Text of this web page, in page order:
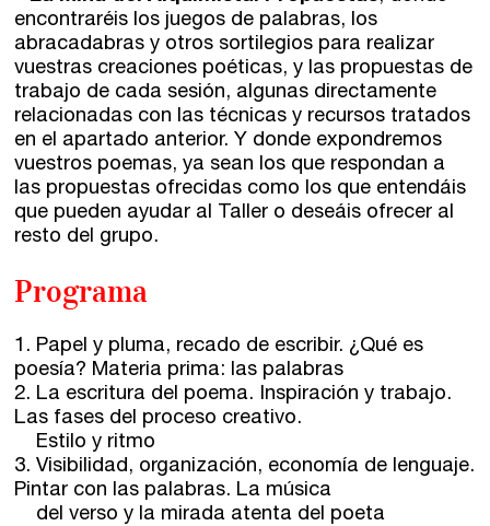
encontraréis los juegos de palabras, los
abracadabras y otros sortilegios para realizar
vuestras creaciones poéticas, y las propuestas de
trabajo de cada sesión, algunas directamente
relacionadas con las técnicas y recursos tratados
en el apartado anterior. Y donde expondremos
vuestros poemas, ya sean los que respondan a
las propuestas ofrecidas como los que entendáis
que pueden ayudar al Taller o deseáis ofrecer al
resto del grupo.
Programa
1. Papel y pluma, recado de escribir. ¿Qué es
poesía? Materia prima: las palabras
2. La escritura del poema. Inspiración y trabajo.
Las fases del proceso creativo.
Estilo y ritmo
3. Visibilidad, organización, economía de lenguaje.
Pintar con las palabras. La música
del verso y la mirada atenta del poeta